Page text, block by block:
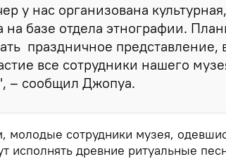
у нас организована
на базе отдела этнографии.
праздничное представление,
все сотрудники нашего
– сообщил Джопуа.
молодые сотрудники музея,
исполнять древние ритуальные